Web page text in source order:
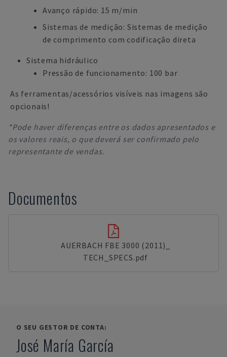
Avanço rápido: 15 m/min
Sistemas de medição: Sistemas de medição
de comprimento com codificação direta
Sistema hidráulico
Pressão de funcionamento: 100 bar
As ferramentas/acessórios visíveis nas imagens são
opcionais!
*Pode haver diferenças entre os dados apresentados e
os valores reais, o que deverá ser confirmado pelo
representante de vendas.
Documentos
AUERBACH FBE 3000 (2011)_
TECH_SPECS.pdf
O SEU GESTOR DE CONTA:
José María García